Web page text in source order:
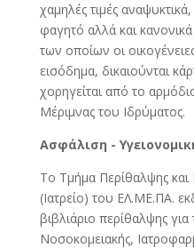
χαµηλές τιµές
φαγητό αλλά και
των οποίων οι
εισόδηµα, δικαιούνται
χορηγείται από το
Μέριµνας του Ιδρύµατος.
Ασφάλιση -
Το Τµήµα Περίθαλψης και
(Ιατρείο) του ΕΛ.ΜΕ.ΠΑ.
βιβλιάριο περίθαλψης
Νοσοκοµειακής,